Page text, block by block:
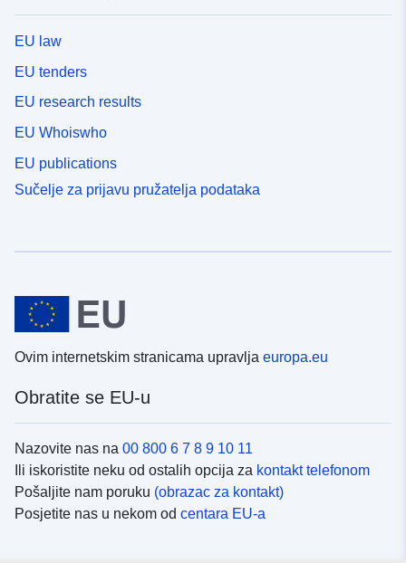
EU law
EU tenders
EU research results
EU Whoiswho
EU publications
Sučelje za prijavu pružatelja podataka
Ovim internetskim stranicama upravlja europa.eu
Obratite se EU-u
Nazovite nas na 00 800 6 7 8 9 10 11
Ili iskoristite neku od ostalih opcija za kontakt telefonom
Pošaljite nam poruku (obrazac za kontakt)
Posjetite nas u nekom od centara EU-a